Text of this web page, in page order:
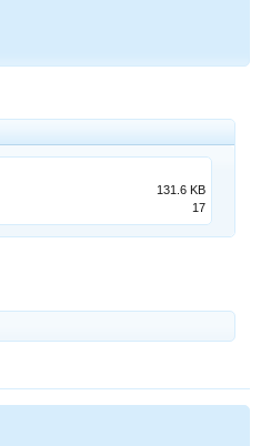
131.6 KB
17